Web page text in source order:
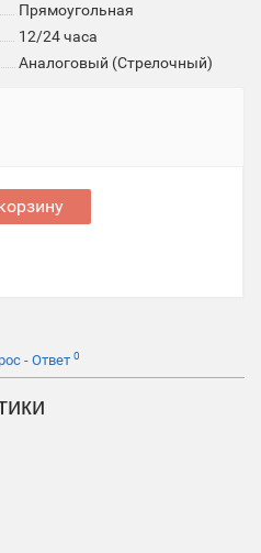
Прямоугольная
12/24 часа
Аналоговый (Стрелочный)
- Ответ 0